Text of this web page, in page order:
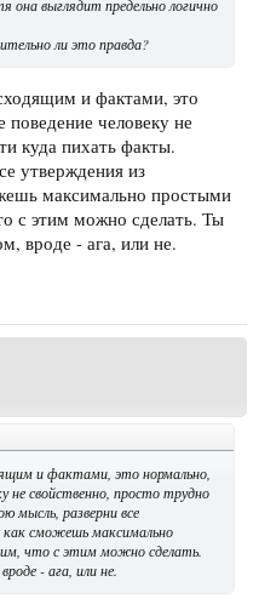
выглядит предельно логично
ли это правда?
и фактами, это
человеку не
куда пихать факты.
утверждения из
максимально простыми
с этим можно сделать. Ты
вроде - ага, или не.
и фактами, это нормально,
не свойственно, просто трудно
мысль, разверни все
как сможешь максимально
что с этим можно сделать.
- ага, или не.